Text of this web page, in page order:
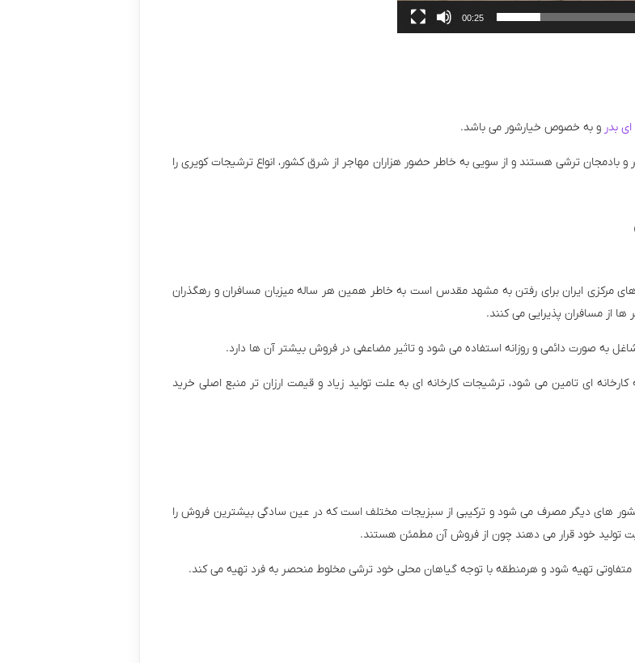
00:25
بدر و به خصوص خیارشور می باشد.
بادمجان ترشی هستند و از سویی به خاطر حضور هزاران مهاجر از شرق کشور، انواع ترشیجات کویری را
مرکزی ایران برای رفتن به مشهد مقدس است به خاطر همین هر ساله میزبان مسافران و رهگذران
از مسافران پذیرایی می کنند.
به صورت دائمی و روزانه استفاده می شود و تاثیر مضاعفی در فروش بیشتر آن ها دارد.
ای تامین می شود، ترشیجات کارخانه ای به علت تولید زیاد و قیمت ارزان تر منبع اصلی خرید
های دیگر مصرف می شود و ترکیبی از سبزیجات مختلف است که در عین سادگی بیشترین فروش را
تولید خود قرار می دهند چون از فروش آن مطمئن هستند.
تهیه شود و هرمنطقه با توجه گیاهان محلی خود ترشی مخلوط منحصر به فرد تهیه می کند.